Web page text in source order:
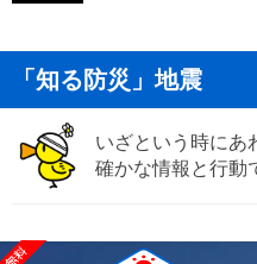
「知る防災」地震
いざという時にあ
確かな情報と行動